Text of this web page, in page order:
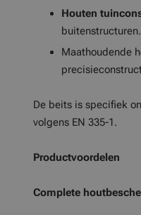
Houten
buitenstructuren.
Maathoudende
De beits is specifiek
volgens EN 335-1.
Productvoordelen
Complete